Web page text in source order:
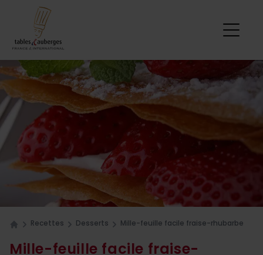
Recettes Desserts Mille-feuille facile fraise-rhubarbe
Mille-feuille facile fraise-